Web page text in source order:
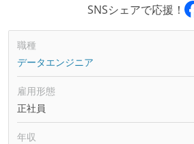
SNSシェアで応援！
職種
データエンジニア
雇用形態
正社員
年収